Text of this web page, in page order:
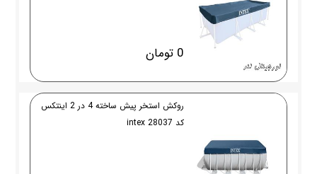
0 تومان
روکش استخر پیش ساخته 4 در 2 اینتکس
کد 28037 intex